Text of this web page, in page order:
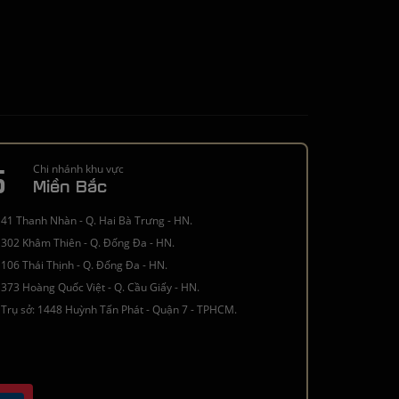
Chi nhánh khu vực
Miền Bắc
41 Thanh Nhàn - Q. Hai Bà Trưng - HN.
302 Khâm Thiên - Q. Đống Đa - HN.
106 Thái Thịnh - Q. Đống Đa - HN.
373 Hoàng Quốc Việt - Q. Cầu Giấy - HN.
Trụ sở: 1448 Huỳnh Tấn Phát - Quận 7 - TPHCM.